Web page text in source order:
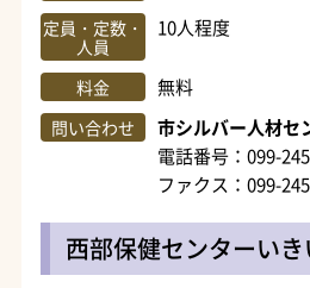
定員・定数・
人員
10人程度
料金 無料
問い合わせ
市シルバー人材セ
電話番号：099-
ファクス：099-
西部保健センターい